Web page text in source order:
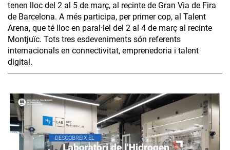
tenen lloc del 2 al 5 de març, al recinte de Gran Via de Fira
de Barcelona. A més participa, per primer cop, al Talent
Arena, que té lloc en paral·lel del 2 al 4 de març al recinte
Montjuïc. Tots tres esdeveniments són referents
internacionals en connectivitat, emprenedoria i talent
digital.